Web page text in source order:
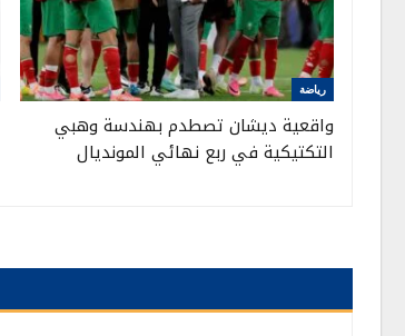
رياضة
واقعية ديشان تصطدم بهندسة وهبي
التكتيكية في ربع نهائي المونديال